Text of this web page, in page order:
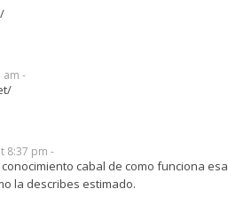
am -
8:37 pm -
cabal de como funciona esa
la describes estimado.